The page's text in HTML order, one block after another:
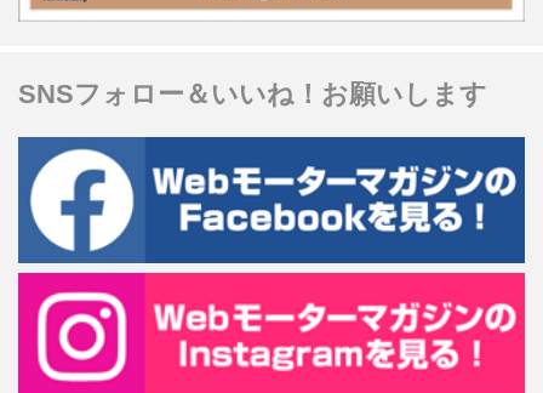
SNSフォロー＆いいね！お願いします